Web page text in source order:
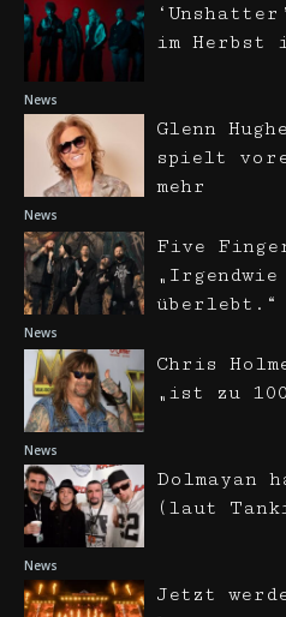
News
im Herbst
News
Glenn
spielt
mehr
News
Five
überlebt.“
News
Chris
„ist zu
News
Dolmayan
(laut
Jetzt